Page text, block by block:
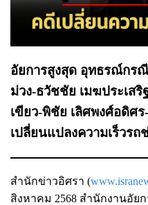
อัยการสูงสุด อุทธรณ์กร
ม่วง-ธวัชชัย เมฆประเส
เขียว-พิชัย เลิศพงศ์อดิศ
เปลี่ยนแปลงความเร็วร
สำนักข่าวอิศรา (
สิงหาคม 2568 สำนักงานอัย